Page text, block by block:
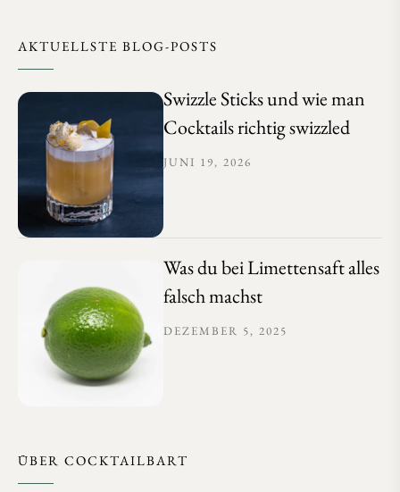
AKTUELLSTE BLOG-POSTS
Swizzle Sticks und wie man
Cocktails richtig swizzled
JUNI 19, 2026
Was du bei Limettensaft alles
falsch machst
DEZEMBER 5, 2025
ÜBER COCKTAILBART